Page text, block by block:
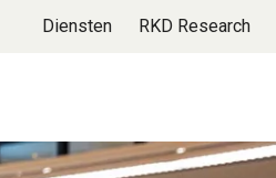
Diensten RKD Research